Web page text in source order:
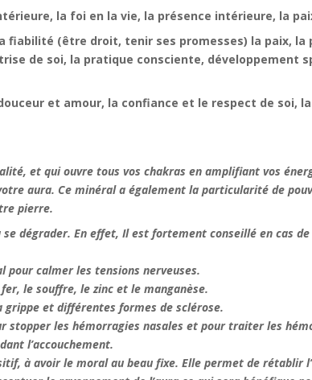
la foi en la vie, la présence intérieure, la
(être droit, tenir ses promesses) la paix, la
de soi, la pratique consciente, développement
et amour, la confiance et le respect de soi, la
et qui ouvre tous vos chakras en amplifiant vos
aura. Ce minéral a également la particularité de
pierre.
dégrader. En effet, Il est fortement conseillé en cas
pour calmer les tensions nerveuses.
le souffre, le zinc et le manganèse.
et différentes formes de sclérose.
les hémorragies nasales et pour traiter les
l’accouchement.
à avoir le moral au beau fixe. Elle permet de rétablir